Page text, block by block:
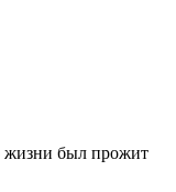
жизни был прожит